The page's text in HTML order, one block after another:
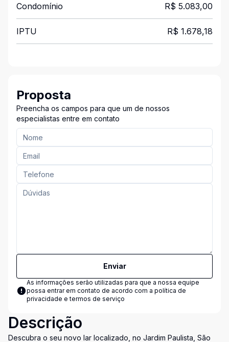
Condomínio R$ 5.083,00
IPTU R$ 1.678,18
Proposta
Preencha os campos para que um de nossos
especialistas entre em contato
Enviar
As informações serão utilizadas para que a nossa equipe
possa entrar em contato de acordo com a política de
privacidade e termos de serviço
Descrição
Descubra o seu novo lar localizado, no Jardim Paulista, São